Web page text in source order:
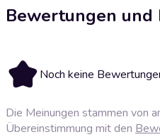
Bewertungen und
Noch keine
Die Meinungen stammen von
Übereinstimmung mit den